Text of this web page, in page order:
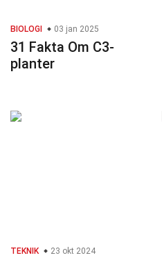
BIOLOGI 03 jan 2025
31 Fakta Om C3-
planter
TEKNIK 23 okt 2024